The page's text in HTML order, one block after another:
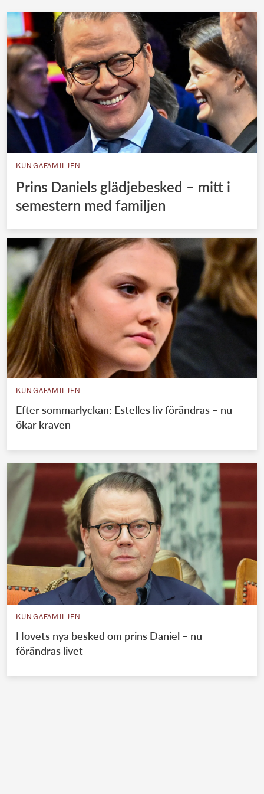
KUNGAFAMILJEN
Prins Daniels glädjebesked – mitt i
semestern med familjen
KUNGAFAMILJEN
Efter sommarlyckan: Estelles liv förändras – nu
ökar kraven
KUNGAFAMILJEN
Hovets nya besked om prins Daniel – nu
förändras livet